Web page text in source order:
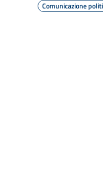
Comunicazione